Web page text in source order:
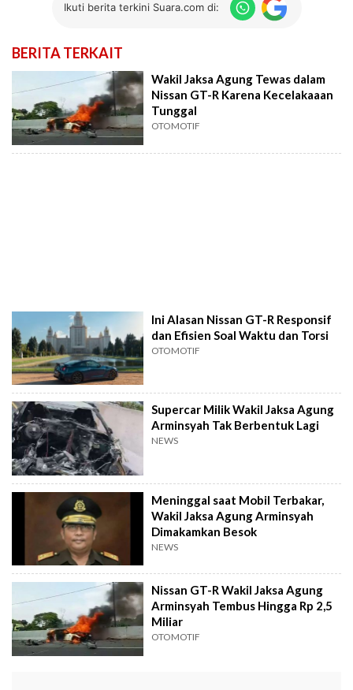
Ikuti berita terkini Suara.com di:
BERITA TERKAIT
Wakil Jaksa Agung Tewas dalam
Nissan GT-R Karena Kecelakaaan
Tunggal
OTOMOTIF
Ini Alasan Nissan GT-R Responsif
dan Efisien Soal Waktu dan Torsi
OTOMOTIF
Supercar Milik Wakil Jaksa Agung
Arminsyah Tak Berbentuk Lagi
NEWS
Meninggal saat Mobil Terbakar,
Wakil Jaksa Agung Arminsyah
Dimakamkan Besok
NEWS
Nissan GT-R Wakil Jaksa Agung
Arminsyah Tembus Hingga Rp 2,5
Miliar
OTOMOTIF